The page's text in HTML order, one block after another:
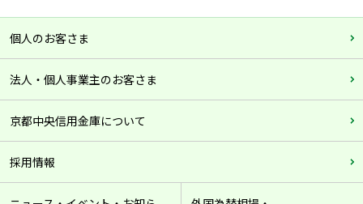
個人のお客さま
法人・個人事業主のお客さま
京都中央信用金庫について
採用情報